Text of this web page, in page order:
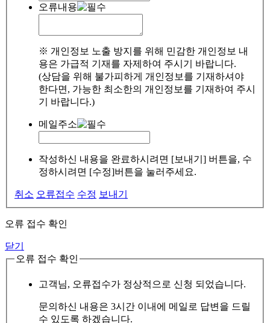
오류내용
※ 개인정보 노출 방지를 위해 민감한 개인정보 내
용은 가급적 기재를 자제하여 주시기 바랍니다.
(상담을 위해 불가피하게 개인정보를 기재하셔야
한다면, 가능한 최소한의 개인정보를 기재하여 주시
기 바랍니다.)
메일주소
작성하신 내용을 완료하시려면 [보내기] 버튼을, 수
정하시려면 [수정]버튼을 눌러주세요.
취소 오류접수 수정 보내기
오류 접수 확인
닫기
오류 접수 확인
고객님, 오류접수가 정상적으로 신청 되었습니다.
문의하신 내용은 3시간 이내에 메일로 답변을 드릴
수 있도록 하겠습니다.